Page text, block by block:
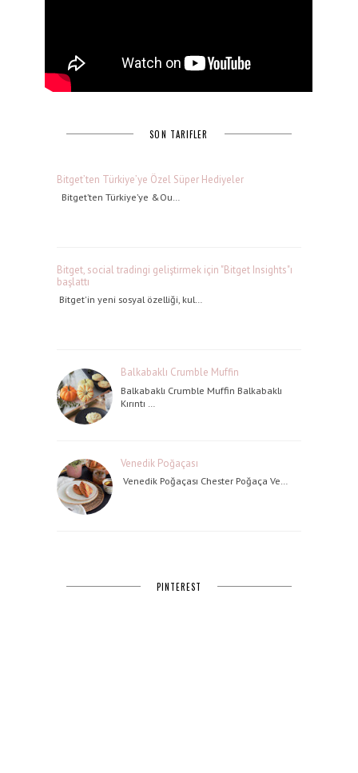
SON TARIFLER
Bitget’ten Türkiye’ye Özel Süper Hediyeler
Bitget’ten Türkiye’ye &Ou…
Bitget, social tradingi geliştirmek için "Bitget Insights"ı
başlattı
Bitget'in yeni sosyal özelliği, kul…
Balkabaklı Crumble Muffin
Balkabaklı Crumble Muffin Balkabaklı
Kırıntı …
Venedik Poğaçası
Venedik Poğaçası Chester Poğaça Ve…
PINTEREST